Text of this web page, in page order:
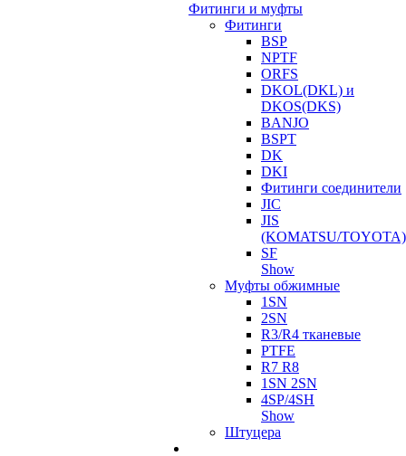
Фитинги и муфты
Фитинги
BSP
NPTF
ORFS
DKOL(DKL) и
DKOS(DKS)
BANJO
BSPT
DK
DKI
Фитинги соединители
JIC
JIS
(KOMATSU/TOYOTA)
SF
Show
Муфты обжимные
1SN
2SN
R3/R4 тканевые
PTFE
R7 R8
1SN 2SN
4SP/4SH
Show
Штуцера